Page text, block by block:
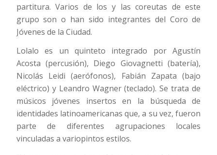
partitura. Varios de los y las coreutas de este
grupo son o han sido integrantes del Coro de
Jóvenes de la Ciudad.
Lolalo es un quinteto integrado por Agustín
Acosta (percusión), Diego Giovagnetti (batería),
Nicolás Leidi (aerófonos), Fabián Zapata (bajo
eléctrico) y Leandro Wagner (teclado). Se trata de
músicos jóvenes insertos en la búsqueda de
identidades latinoamericanas que, a su vez, fueron
parte de diferentes agrupaciones locales
vinculadas a variopintos estilos.